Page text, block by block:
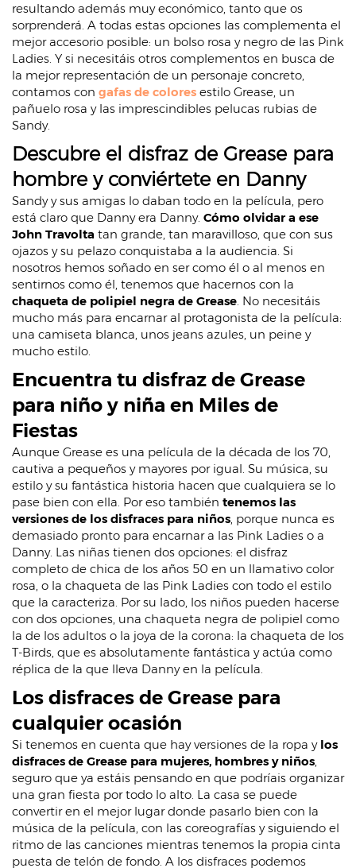
resultando además muy económico, tanto que os
sorprenderá. A todas estas opciones las complementa el
mejor accesorio posible: un bolso rosa y negro de las Pink
Ladies. Y si necesitáis otros complementos en busca de
la mejor representación de un personaje concreto,
contamos con gafas de colores estilo Grease, un
pañuelo rosa y las imprescindibles pelucas rubias de
Sandy.
Descubre el disfraz de Grease para
hombre y conviértete en Danny
Sandy y sus amigas lo daban todo en la película, pero
está claro que Danny era Danny. Cómo olvidar a ese
John Travolta tan grande, tan maravilloso, que con sus
ojazos y su pelazo conquistaba a la audiencia. Si
nosotros hemos soñado en ser como él o al menos en
sentirnos como él, tenemos que hacernos con la
chaqueta de polipiel negra de Grease. No necesitáis
mucho más para encarnar al protagonista de la película:
una camiseta blanca, unos jeans azules, un peine y
mucho estilo.
Encuentra tu disfraz de Grease
para niño y niña en Miles de
Fiestas
Aunque Grease es una película de la década de los 70,
cautiva a pequeños y mayores por igual. Su música, su
estilo y su fantástica historia hacen que cualquiera se lo
pase bien con ella. Por eso también tenemos las
versiones de los disfraces para niños, porque nunca es
demasiado pronto para encarnar a las Pink Ladies o a
Danny. Las niñas tienen dos opciones: el disfraz
completo de chica de los años 50 en un llamativo color
rosa, o la chaqueta de las Pink Ladies con todo el estilo
que la caracteriza. Por su lado, los niños pueden hacerse
con dos opciones, una chaqueta negra de polipiel como
la de los adultos o la joya de la corona: la chaqueta de los
T-Birds, que es absolutamente fantástica y actúa como
réplica de la que lleva Danny en la película.
Los disfraces de Grease para
cualquier ocasión
Si tenemos en cuenta que hay versiones de la ropa y los
disfraces de Grease para mujeres, hombres y niños,
seguro que ya estáis pensando en que podríais organizar
una gran fiesta por todo lo alto. La casa se puede
convertir en el mejor lugar donde pasarlo bien con la
música de la película, con las coreografías y siguiendo el
ritmo de las canciones mientras tenemos la propia cinta
puesta de telón de fondo. A los disfraces podemos